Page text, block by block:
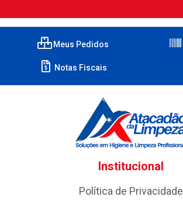
Meus Pedidos
Notas Fiscais
Institucional
Política de Privacidade